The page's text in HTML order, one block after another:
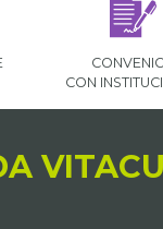
PLAN